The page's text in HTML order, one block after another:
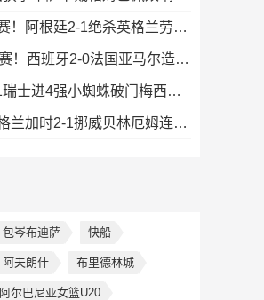
连续两届进决赛！阿根廷2-1绝杀英格兰劳塔罗恩佐破门梅西两助攻
时隔16年进决赛！西班牙2-0法国亚马尔造点奥亚萨瓦尔、波罗破门
阿根廷加时3-1瑞士进4强小蜘蛛破门梅西助攻麦卡恩博洛假摔染红
晋级四强！英格兰加时2-1挪威贝林厄姆连场双响谢尔德鲁普破门
包岑布迪萨 快船
阿夫朗什 布里德林城
阿尔巴尼亚女篮U20